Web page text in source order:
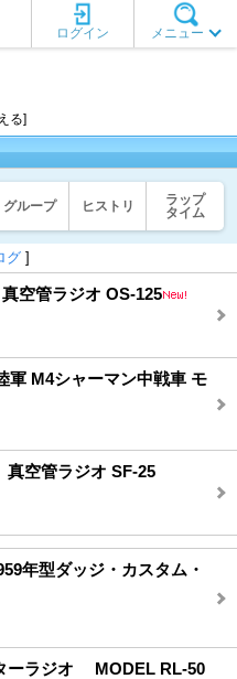
メニュー
ログイン
る]
グループ ヒストリ
ラップ
タイム
グ ]
空管ラジオ OS-125
軍 M4シャーマン中戦車 モ
空管ラジオ SF-25
年型ダッジ・カスタム・
ーラジオ MODEL RL-50